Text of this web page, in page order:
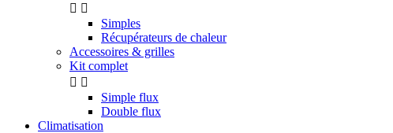
 
Simples
Récupérateurs de chaleur
Accessoires & grilles
Kit complet
 
Simple flux
Double flux
Climatisation